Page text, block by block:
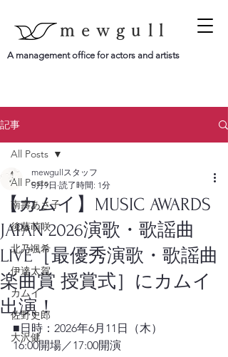
mewgull
A management office for actors and artists
記事
All Posts
南壽あさ子
後藤萌咲
北乃颯希
伊達太賀
カムイ
佐野史郎
大沢健
All Posts
【カムイ】MUSIC AWARDS
JAPAN 2026演歌・歌謡曲
LIVE［最優秀演歌・歌謡曲
楽曲賞 授賞式］にカムイ
出演！
mewgullスタッフ
5月9日 読了時間: 1分
■日時：2026年6月11日（木）
16:00開場／17:00開演